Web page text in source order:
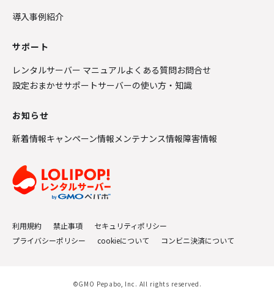
導入事例紹介
サポート
レンタルサーバー マニュアルよくある質問お問合せ
設定おまかせサポートサーバーの使い方・知識
お知らせ
新着情報キャンペーン情報メンテナンス情報障害情報
利用規約 禁止事項
セキュリティポリシー
プライバシーポリシー
cookieについて コンビニ決済について
©GMO Pepabo, Inc. All rights reserved.